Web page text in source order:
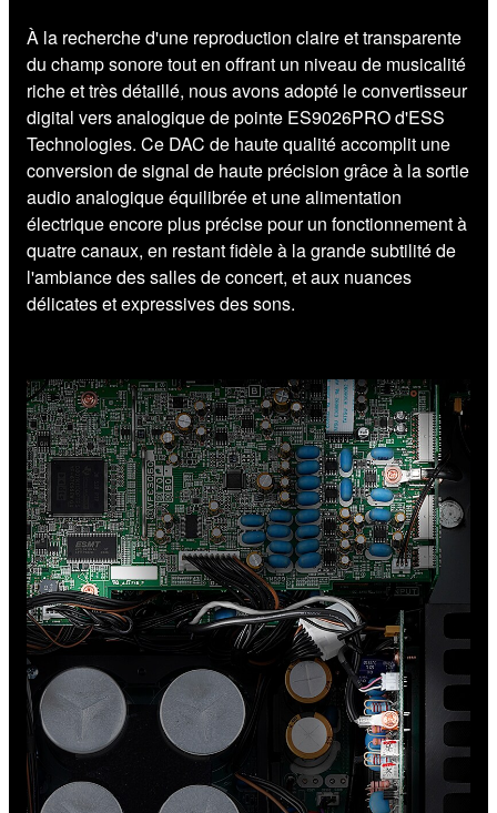
À la recherche d'une reproduction claire et transparente
du champ sonore tout en offrant un niveau de musicalité
riche et très détaillé, nous avons adopté le convertisseur
digital vers analogique de pointe ES9026PRO d'ESS
Technologies. Ce DAC de haute qualité accomplit une
conversion de signal de haute précision grâce à la sortie
audio analogique équilibrée et une alimentation
électrique encore plus précise pour un fonctionnement à
quatre canaux, en restant fidèle à la grande subtilité de
l'ambiance des salles de concert, et aux nuances
délicates et expressives des sons.